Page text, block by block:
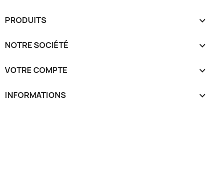
PRODUITS 
NOTRE SOCIÉTÉ 
VOTRE COMPTE 
INFORMATIONS keyboard_arrow_down